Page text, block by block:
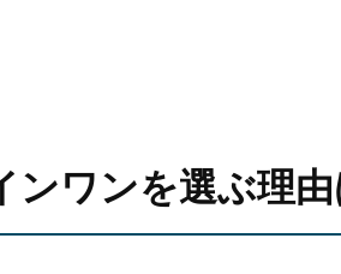
ンワンを選ぶ理